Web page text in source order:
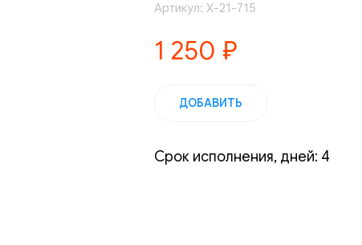
Артикул: Х-21-715
1 250 ₽
ДОБАВИТЬ
Срок исполнения, дней: 4